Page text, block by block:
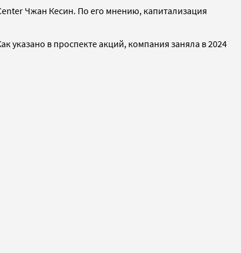
Чжан Кесин. По его мнению, капитализация
указано в проспекте акций, компания заняла в 2024